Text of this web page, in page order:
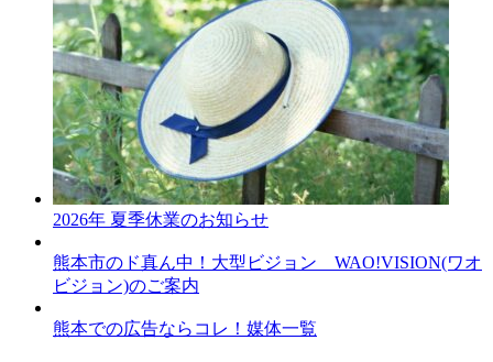
2026年 夏季休業のお知らせ
熊本市のド真ん中！大型ビジョン WAO!VISION(ワオ
ビジョン)のご案内
熊本での広告ならコレ！媒体一覧